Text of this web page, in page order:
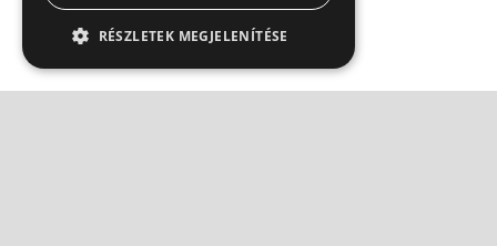
RÉSZLETEK MEGJELENÍTÉSE